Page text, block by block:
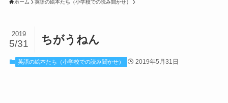
ホーム 英語の絵本たち（小学校での読み聞かせ）
ちがうねん
2019
5/31
英語の絵本たち（小学校での読み聞かせ） 2019年5月31日